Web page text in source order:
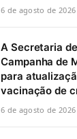
6 de agosto de 2026
A Secretaria
Campanha de
para
vacinação de
6 de agosto de 2026